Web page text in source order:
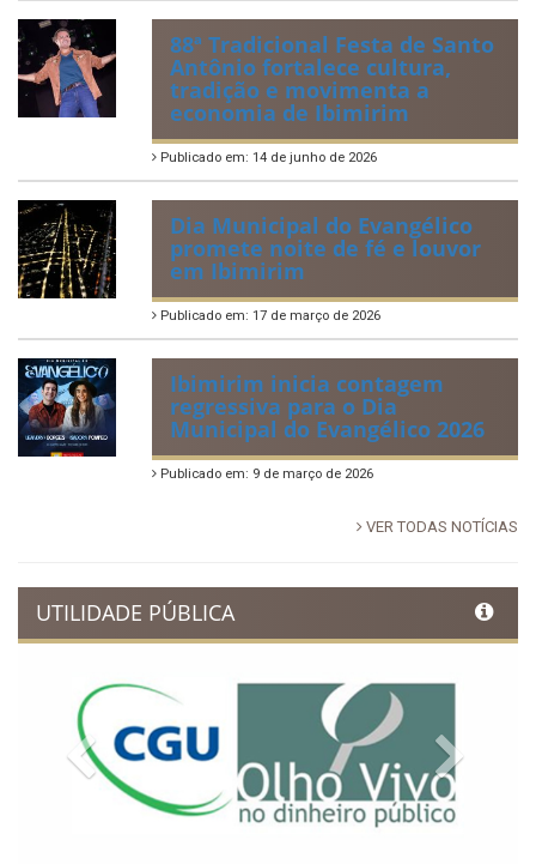
88ª Tradicional Festa de Santo
Antônio fortalece cultura,
tradição e movimenta a
economia de Ibimirim
Publicado em: 14 de junho de 2026
Dia Municipal do Evangélico
promete noite de fé e louvor
em Ibimirim
Publicado em: 17 de março de 2026
Ibimirim inicia contagem
regressiva para o Dia
Municipal do Evangélico 2026
Publicado em: 9 de março de 2026
VER TODAS NOTÍCIAS
UTILIDADE PÚBLICA
Previous